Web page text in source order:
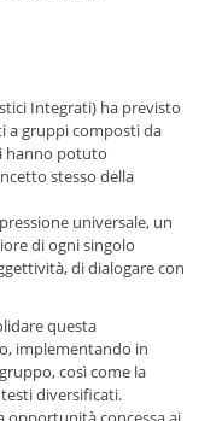
Integrati) ha previsto
a gruppi composti da
hanno potuto
stesso della
universale, un
di ogni singolo
di dialogare con
questa
implementando in
così come la
diversificati.